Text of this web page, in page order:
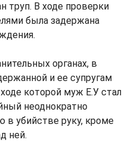
труп. В ходе проверки
была задержана
органах, в
и ее супругам
которой муж Е.У стал
неоднократно
в убийстве руку, кроме
ней.